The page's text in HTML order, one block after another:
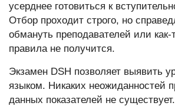
усерднее готовиться к
Отбор проходит строго, но
обмануть преподавателей или как-
правила не получится.
Экзамен DSH позволяет выявить
языком. Никаких неожиданностей
данных показателей не